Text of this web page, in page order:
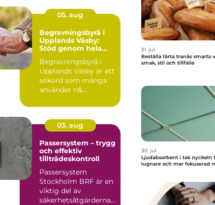
05. aug
Begravningsbyrå i
Upplands Väsby:
Stöd genom hela
Begravningsbyrå i
Upplands Väsby är ett
sökord som många
använder n&...
03. aug
Passersystem – trygg
och effektiv
tillträdeskontroll
Passersystem
Stockholm BRF är en
viktig del av
säkerhetsåtgärderna
31. jul
Beställa tårta tranås smarta val för
smak, stil och tillfälle
30. jul
Ljudabsorbent i tak nyckeln till en
lugnare och mer fokuserad